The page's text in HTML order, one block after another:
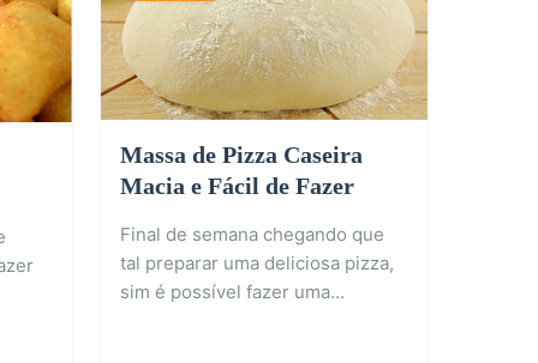
Massa de Pizza Caseira
Macia e Fácil de Fazer
Final de semana chegando que
tal preparar uma deliciosa pizza,
sim é possível fazer uma…